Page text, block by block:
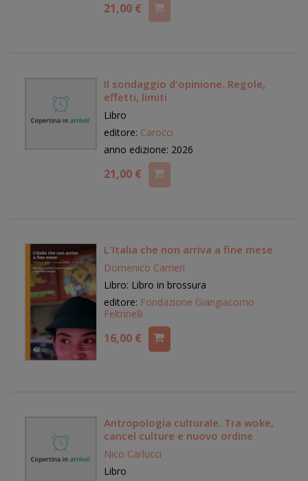
21,00 €
Il sondaggio d'opinione. Regole,
effetti, limiti
Libro
editore: Carocci
anno edizione: 2026
21,00 €
L'Italia che non arriva a fine mese
Domenico Carrieri
Libro: Libro in brossura
editore: Fondazione Giangiacomo
Feltrinelli
16,00 €
Antropologia culturale. Tra woke,
cancel culture e nuovo ordine
Nico Carlucci
Libro